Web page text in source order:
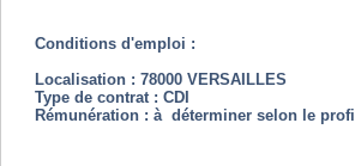
Conditions d'emploi :
Localisation : 78000 VERSAILLES
Type de contrat : CDI
Rémunération : à déterminer selon le profil